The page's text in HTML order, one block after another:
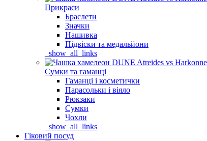
Прикраси
Браслети
Значки
Нашивка
Підвіски та медальйони
_show_all_links
Сумки та гаманці
Гаманці і косметички
Парасольки і віяло
Рюкзаки
Сумки
Чохли
_show_all_links
Гіковий посуд